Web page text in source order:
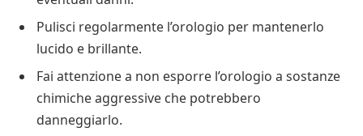
Pulisci regolarmente l’orologio per mantenerlo
lucido e brillante.
Fai attenzione a non esporre l’orologio a sostanze
chimiche aggressive che potrebbero
danneggiarlo.